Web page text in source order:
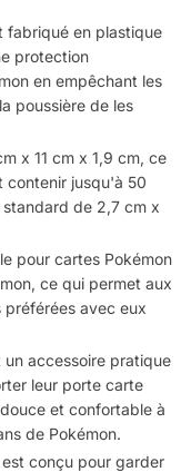
fabriqué en plastique
protection
en empêchant les
poussière de les
x 11 cm x 1,9 cm, ce
contenir jusqu'à 50
de 2,7 cm x
pour cartes Pokémon
ce qui permet aux
avec eux
accessoire pratique
leur porte carte
et confortable à
de Pokémon.
conçu pour garder